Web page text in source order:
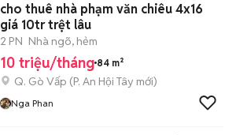
cho thuê nhà phạm văn chiêu 4x16
giá 10tr trệt lâu
2 PN Nhà ngõ, hẻm
10 triệu/tháng 84 m²
Q. Gò Vấp (P. An Hội Tây mới)
Nga Phan